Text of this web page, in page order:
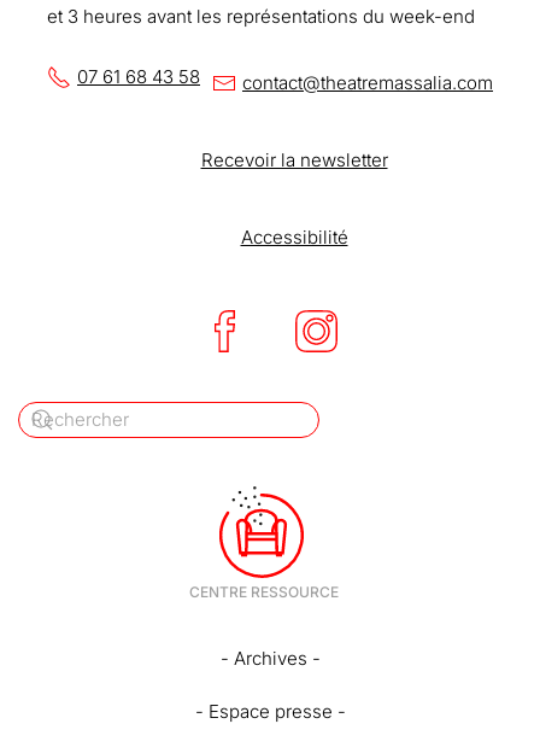
et 3 heures avant les représentations du week-end
07 61 68 43 58 contact@theatremassalia.com
Recevoir la newsletter
Accessibilité
- Archives -
- Espace presse -